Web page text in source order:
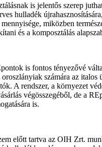
is jelentős szerep
hulladék
miközben
és a komposztálás
is fontos tényezővé
számára az
A rendszer, a környezet
végösszegéből, de a
is.
előtt tartva az OIH Zrt.